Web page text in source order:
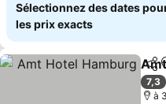
Sélectionnez des dates
les prix exacts
7,3
à